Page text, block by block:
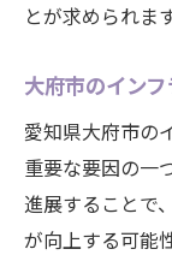
とが求められます
大府市のイン
愛知県大府市の
重要な要因の一
進展することで
が向上する可能